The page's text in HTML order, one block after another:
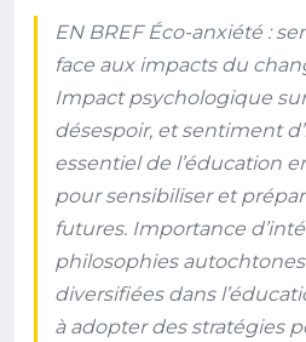
EN BREF Éco-anxiété :
face aux impacts du
Impact psychologique
désespoir, et sentiment
essentiel de l’éducation
pour sensibiliser et
futures. Importance
philosophies
diversifiées dans
à adopter des stratégies